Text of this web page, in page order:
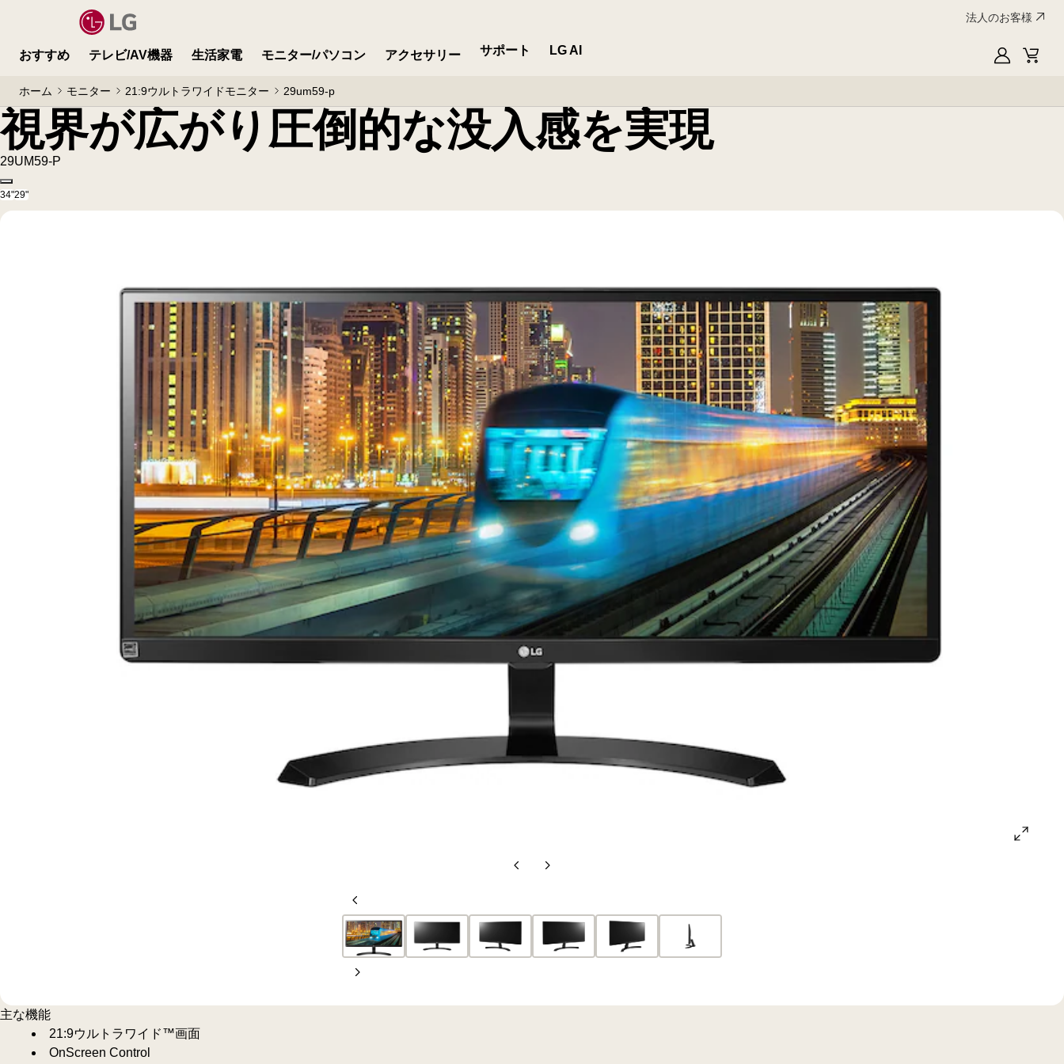
法人のお客様
おすすめ テレビ/AV機器 生活家電 モニター/パソコン アクセサリー サポート
LG AI
My
Cart
ホーム モニター 21:9ウルトラワイドモニター 29um59-p
視界が広がり圧倒的な没入感を実現
視界が広がり圧倒的な没入感を実現
29UM59-P
Copy model name
34"29"
前
ラ
イ
ド
次
ラ
イ
ド
前
の
ス
ラ
イ
次
主な機能
21:9ウルトラワイド™画面
OnScreen Control